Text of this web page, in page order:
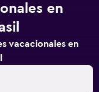
en
vacacionales en